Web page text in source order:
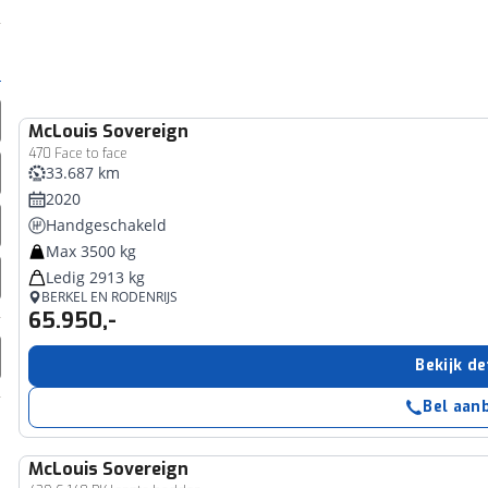
McLouis Sovereign
470 Face to face
33.687 km
2020
Handgeschakeld
Max 3500 kg
Ledig 2913 kg
BERKEL EN RODENRIJS
65.950,-
Bekijk
Bel
McLouis Sovereign